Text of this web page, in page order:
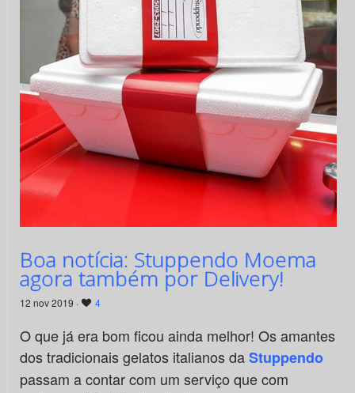
Boa notícia: Stuppendo Moema
agora também por Delivery!
12 nov 2019 · 4
O que já era bom ficou ainda melhor! Os amantes
dos tradicionais gelatos italianos daStuppendo
passam a contar com um serviço que com